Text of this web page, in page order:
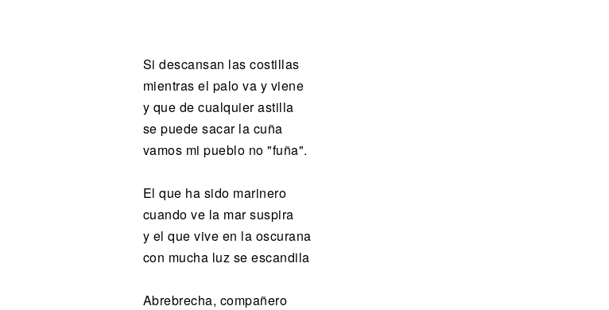
Si descansan las costillas
mientras el palo va y viene
y que de cualquier astilla
se puede sacar la cuña
vamos mi pueblo no "fuña".
El que ha sido marinero
cuando ve la mar suspira
y el que vive en la oscurana
con mucha luz se escandila
Abrebrecha, compañero